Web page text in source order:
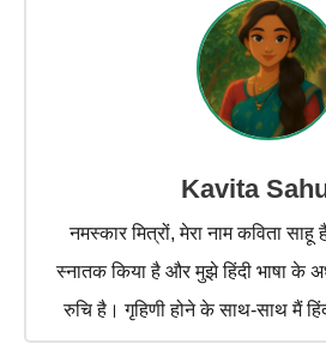
Kavita
नमस्कार मित्रों, मेरा नाम कविता साहू
स्नातक किया है और मुझे हिंदी भाषा के
रुचि है। गृहिणी होने के साथ-साथ मैं